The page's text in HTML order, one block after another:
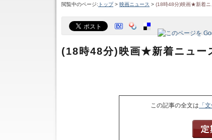
閲覧中のページ: トップ> 映画ニュース > (18時48分)映画★新着ニ
(18時48分)映画★新着ニュー
この記事の全文は 「